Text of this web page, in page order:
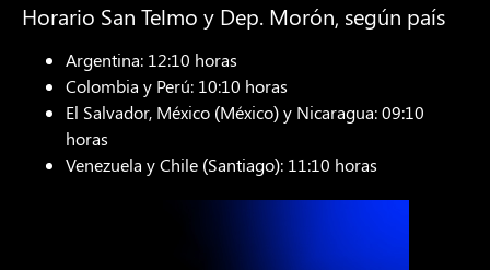
Horario San Telmo y Dep. Morón, según país
Argentina: 12:10 horas
Colombia y Perú: 10:10 horas
El Salvador, México (México) y Nicaragua: 09:10
horas
Venezuela y Chile (Santiago): 11:10 horas